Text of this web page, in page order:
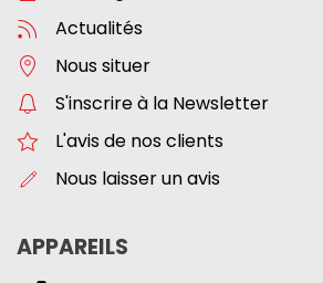
Actualités
Nous situer
S'inscrire à la Newsletter
L'avis de nos clients
Nous laisser un avis
APPAREILS